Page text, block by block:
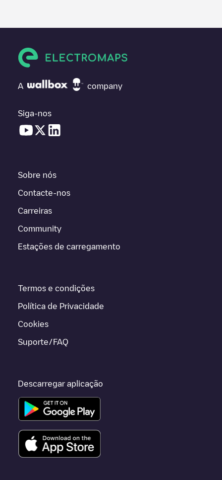
A company
Siga-nos
Sobre nós
Contacte-nos
Carreiras
Community
Estações de carregamento
Termos e condições
Política de Privacidade
Cookies
Suporte/FAQ
Descarregar aplicação